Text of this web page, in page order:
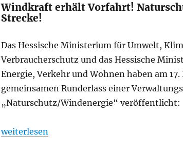
Windkraft erhält Vorfahrt!
Strecke!
Das Hessische Ministerium für Umwelt,
Verbraucherschutz und das Hessische
Energie, Verkehr und Wohnen haben am 17.
gemeinsamen Runderlass einer
„Naturschutz/Windenergie“ veröffentlicht:
„Runderlass und Verwaltungsvorschrift
weiterlesen